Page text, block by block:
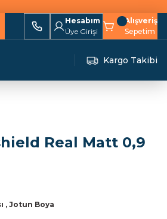
Hesabım
Üye Girişi
Alışveriş
Sepetim
Kargo Takibi
Real Matt 0,9
, Jotun Boya